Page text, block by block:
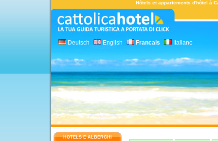
Hôtels et appartements d'hôtel à
Deutsch English Francais Italiano
HOTELS E ALBERGHI